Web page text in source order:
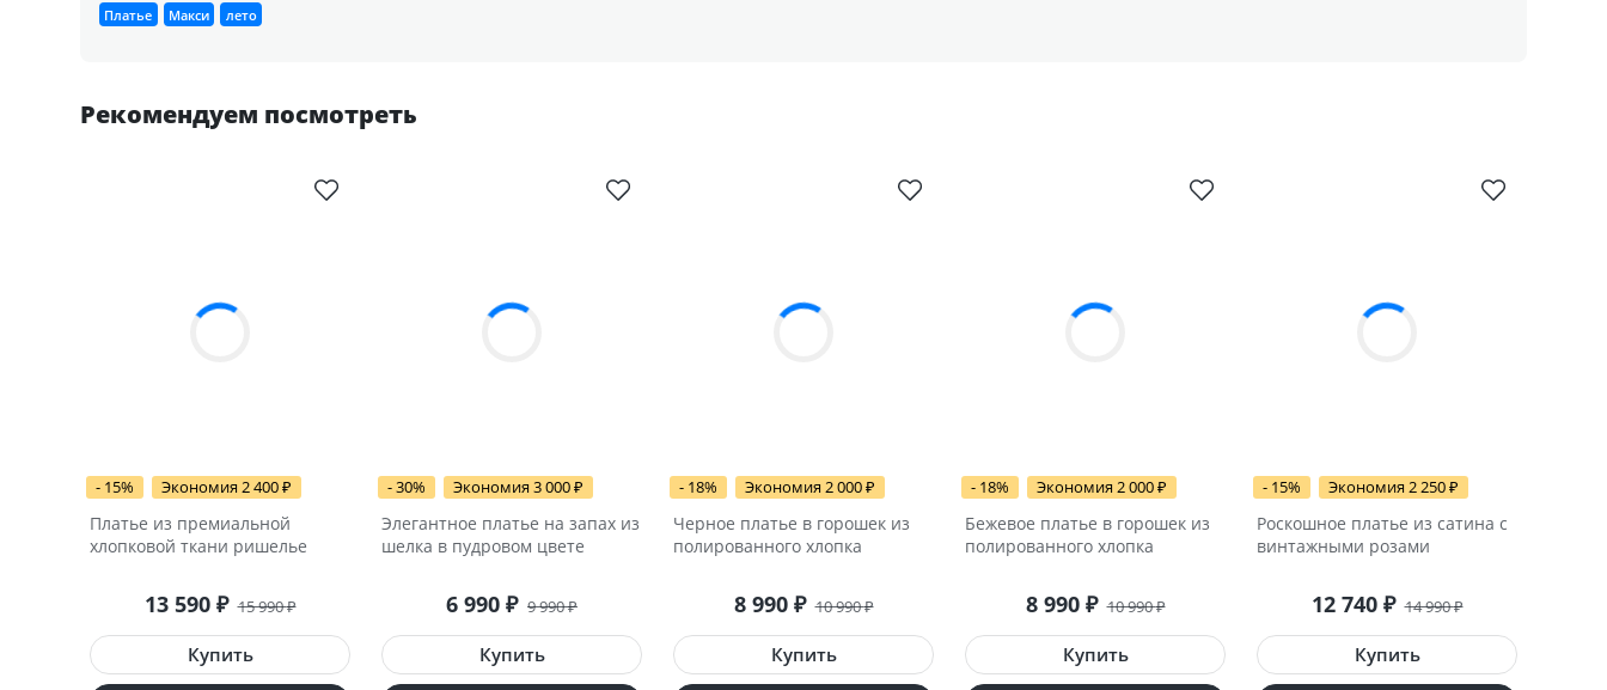
Платье Макси лето
Рекомендуем посмотреть
- 15% Экономия 2 400₽
Платье из премиальной
хлопковой ткани ришелье
13 590 ₽ 15 990₽
- 30% Экономия 3 000₽
Элегантное платье на запах из
шелка в пудровом цвете
6 990 ₽ 9 990₽
- 18% Экономия 2 000₽
Черное платье в горошек из
полированного хлопка
8 990 ₽ 10 990₽
- 18% Экономия 2 000₽
Бежевое платье в горошек из
полированного хлопка
8 990 ₽ 10 990₽
- 15% Экономия 2 250₽
Роскошное платье из сатина с
винтажными розами
12 740 ₽ 14 990₽